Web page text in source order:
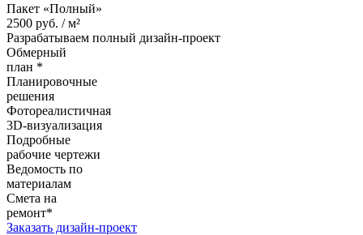
Пакет «Полный»
2500 руб. /м²
Разрабатываем полный дизайн-проект
Обмерный
план *
Планировочные
решения
Фотореалистичная
3D-визуализация
Подробные
рабочие чертежи
Ведомость по
материалам
Смета на
ремонт*
Заказать дизайн-проект